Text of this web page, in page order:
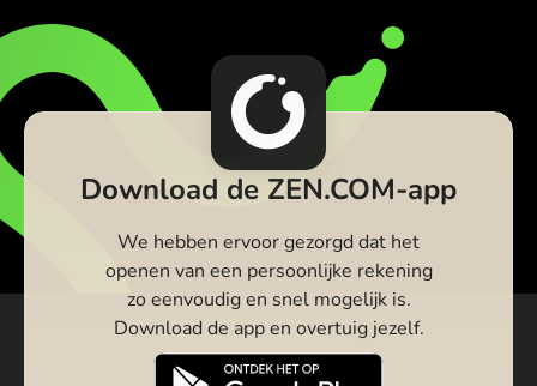
Download de ZEN.COM-app
We hebben ervoor gezorgd dat het
openen van een persoonlijke rekening
zo eenvoudig en snel mogelijk is.
Download de app en overtuig jezelf.